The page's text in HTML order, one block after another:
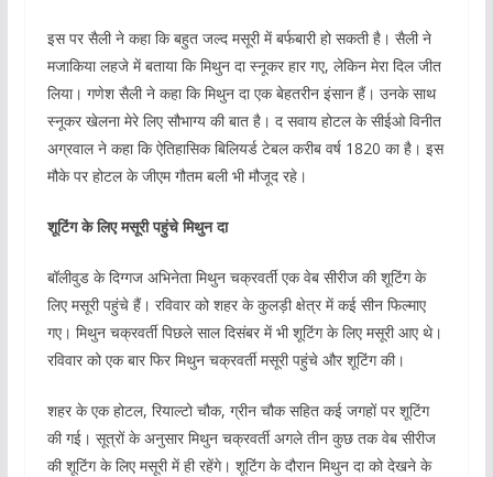
इस पर सैली ने कहा कि बहुत जल्द मसूरी में बर्फबारी हो सकती है। सैली ने
मजाकिया लहजे में बताया कि मिथुन दा स्नूकर हार गए, लेकिन मेरा दिल जीत
लिया। गणेश सैली ने कहा कि मिथुन दा एक बेहतरीन इंसान हैं। उनके साथ
स्नूकर खेलना मेरे लिए सौभाग्य की बात है। द सवाय होटल के सीईओ विनीत
अग्रवाल ने कहा कि ऐतिहासिक बिलियर्ड टेबल करीब वर्ष 1820 का है। इस
मौके पर होटल के जीएम गौतम बली भी मौजूद रहे।
शूटिंग के लिए मसूरी पहुंचे मिथुन दा
बॉलीवुड के दिग्गज अभिनेता मिथुन चक्रवर्ती एक वेब सीरीज की शूटिंग के
लिए मसूरी पहुंचे हैं। रविवार को शहर के कुलड़ी क्षेत्र में कई सीन फिल्माए
गए। मिथुन चक्रवर्ती पिछले साल दिसंबर में भी शूटिंग के लिए मसूरी आए थे।
रविवार को एक बार फिर मिथुन चक्रवर्ती मसूरी पहुंचे और शूटिंग की।
शहर के एक होटल, रियाल्टो चौक, ग्रीन चौक सहित कई जगहों पर शूटिंग
की गई। सूत्रों के अनुसार मिथुन चक्रवर्ती अगले तीन कुछ तक वेब सीरीज
की शूटिंग के लिए मसूरी में ही रहेंगे। शूटिंग के दौरान मिथुन दा को देखने के